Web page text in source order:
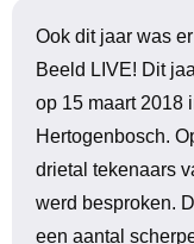
Ook dit jaar was
Beeld LIVE! Dit
op 15 maart 2018
Hertogenbosch.
drietal tekenaars
werd besproken.
een aantal